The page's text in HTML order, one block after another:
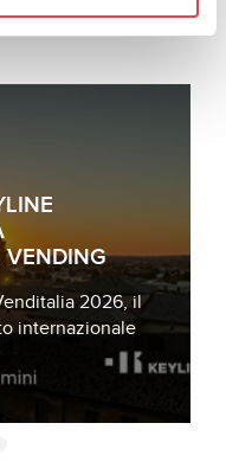
VENDING
2026, il
internazionale